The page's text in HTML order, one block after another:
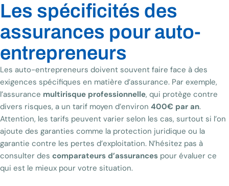
Les spécificités des
assurances pour auto-
entrepreneurs
Les auto-entrepreneurs doivent souvent faire face à des
exigences spécifiques en matière d’assurance. Par exemple,
l’assurance multirisque professionnelle, qui protège contre
divers risques, a un tarif moyen d’environ 400€ par an.
Attention, les tarifs peuvent varier selon les cas, surtout si l’on
ajoute des garanties comme la protection juridique ou la
garantie contre les pertes d’exploitation. N’hésitez pas à
consulter des comparateurs d’assurances pour évaluer ce
qui est le mieux pour votre situation.